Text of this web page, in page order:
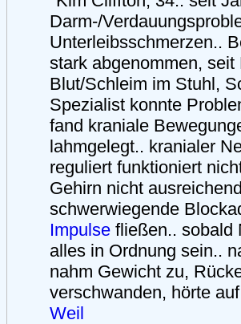
Darm-/
Unterleibsschmerzen..
stark abgenommen,
Blut/Schleim im Stuhl,
Spezialist konnte
fand kraniale
lahmgelegt.. kranialer
reguliert funktioniert
Gehirn nicht
schwerwiegende
Impulse fließen.. sobald
alles in Ordnung sein..
nahm Gewicht zu,
verschwanden, hörte
Weil